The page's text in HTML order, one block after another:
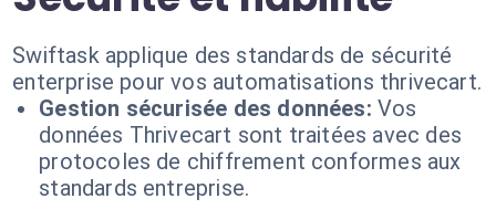
Swiftask applique des standards de sécurité
enterprise pour vos automatisations thrivecart.
Gestion sécurisée des données: Vos
données Thrivecart sont traitées avec des
protocoles de chiffrement conformes aux
standards entreprise.